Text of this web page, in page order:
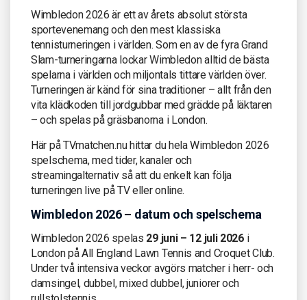
Wimbledon 2026 är ett av årets absolut största
sportevenemang och den mest klassiska
tennisturneringen i världen. Som en av de fyra Grand
Slam-turneringarna lockar Wimbledon alltid de bästa
spelarna i världen och miljontals tittare världen över.
Turneringen är känd för sina traditioner – allt från den
vita klädkoden till jordgubbar med grädde på läktaren
– och spelas på gräsbanorna i London.
Här på TVmatchen.nu hittar du hela Wimbledon 2026
spelschema, med tider, kanaler och
streamingalternativ så att du enkelt kan följa
turneringen live på TV eller online.
Wimbledon 2026 – datum och spelschema
Wimbledon 2026 spelas 29 juni – 12 juli 2026i
London på All England Lawn Tennis and Croquet Club.
Under två intensiva veckor avgörs matcher i herr- och
damsingel, dubbel, mixed dubbel, juniorer och